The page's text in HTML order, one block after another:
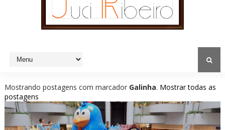
Mostrando postagens com marcador Galinha. Mostrar todas as
postagens